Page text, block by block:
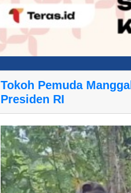
Tokoh Pemuda
Presiden RI